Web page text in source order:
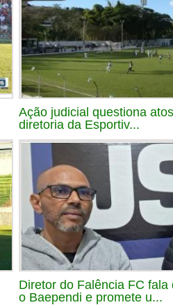
Ação judicial questiona
diretoria da Esportiv...
Diretor do Falência FC
o Baependi e promete u...